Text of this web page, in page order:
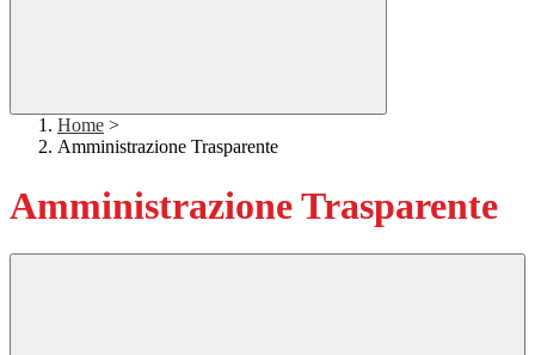
Home >
Amministrazione Trasparente
Amministrazione Trasparente